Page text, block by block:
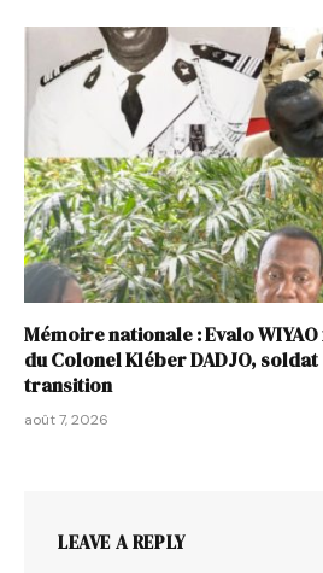
Mémoire nationale : Evalo
du Colonel Kléber DADJO, soldat
transition
août 7, 2026
LEAVE A REPLY